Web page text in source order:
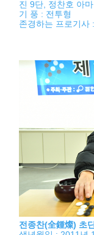
진 9단, 정찬호 아마
기 풍 : 전투형
존경하는 프로기사
전종찬(全鍾燦) 초